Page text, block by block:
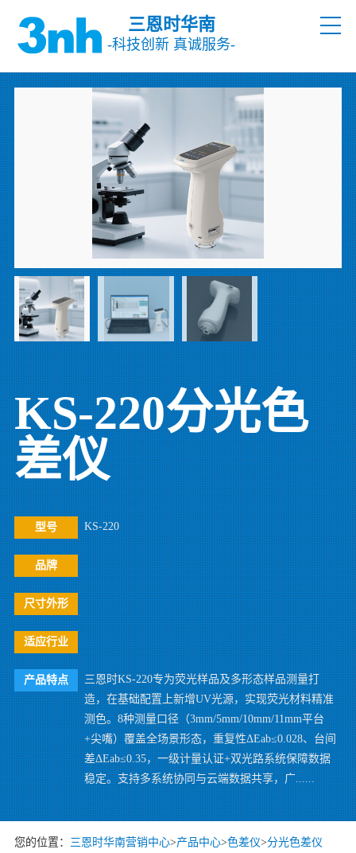
三恩时华南
-科技创新 真诚服务-
KS-220分光色
差仪
型号 KS-220
品牌
尺寸外形
适应行业
产品特点
三恩时KS-220专为荧光样品及多形态样品测量打
造，在基础配置上新增UV光源，实现荧光材料精准
测色。8种测量口径（3mm/5mm/10mm/11mm平台
+尖嘴）覆盖全场景形态，重复性ΔEab≤0.028、台间
差ΔEab≤0.35，一级计量认证+双光路系统保障数据
稳定。支持多系统协同与云端数据共享，广......
您的位置： 三恩时华南营销中心>产品中心>色差仪>分光色差仪